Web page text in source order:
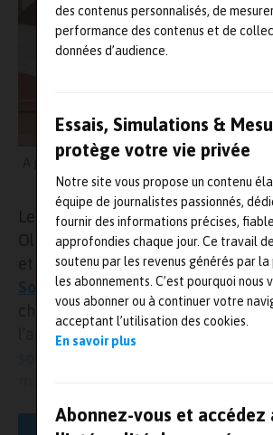
des contenus personnalisés, de
performance des contenus et de
données d’audience.
Essais, Simulations &
protège votre vie privée
Notre site vous propose un contenu
équipe de journalistes passionnés,
fournir des informations précises,
approfondies chaque jour. Ce travail
soutenu par les revenus générés par
les abonnements. C’est pourquoi nous
vous abonner ou à continuer votre
acceptant l’utilisation des cookies.
En savoir plus
Abonnez-vous et accédez
A gauche, Olivier Lesbre (Isae Supaero), à
(Sopra Steria)
Le mercredi 21 juin 2023, au salon
Olivier Lesbre, directeur général de
et Xavier Pecquet, membre du
Sopra Steria, ont annoncé le
chaire de mécénat de
l’accompagnement, grâce au
ans, elle vise en particulier à
l’utilisabilité, la maintenabilité et